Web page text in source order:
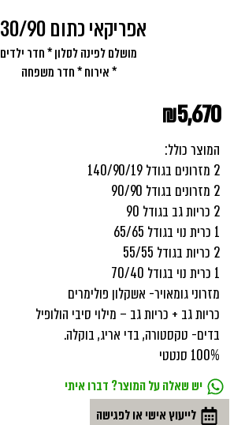
אפריקאי כתום 230/90
מושלם לפינה לסלון * חדר ילדים
* אירוח * חדר משפחה
₪5,670
המוצר כולל:
2 מזרונים בגודל 140/90/19
2 מזרונים בגודל 90/90
2 כריות גב בגודל 90
1 כרית נוי בגודל 65/65
2 כריות בגודל 55/55
1 כרית נוי בגודל 70/40
מזרוני גומאויר- אשקלון פולימרים
כריות גב + כריות גב – מילוי סיבי הולופיל
בדים- טקסטורה, בדי אריג, בוקלה.
100% סנטטי
יש שאלה על המוצר? דברו איתי
לייעוץ אישי או לפגישה